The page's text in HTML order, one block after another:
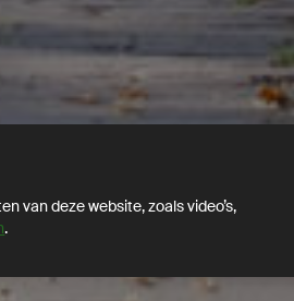
van deze website, zoals video’s,
.